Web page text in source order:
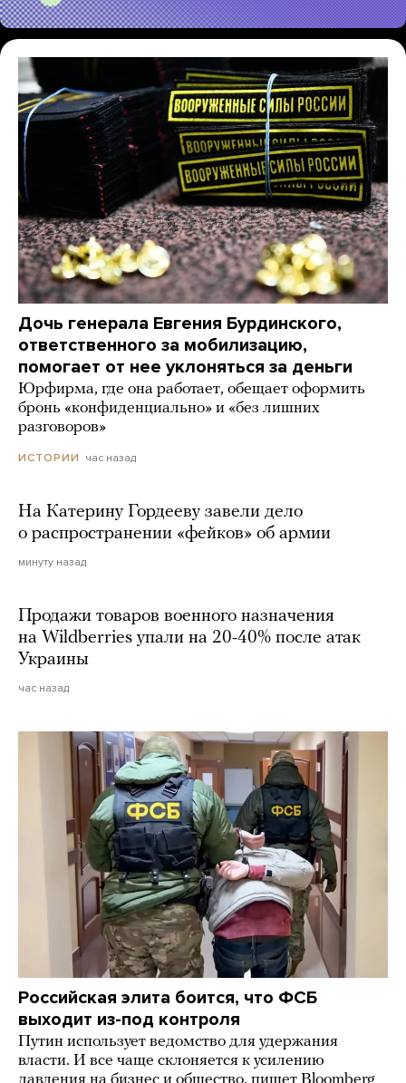
Дочь генерала Евгения Бурдинского,
ответственного за мобилизацию,
помогает от нее уклоняться за деньги
Юрфирма, где она работает, обещает оформить
бронь «конфиденциально» и «без лишних
разговоров»
ИСТОРИИ час назад
На Катерину Гордееву завели дело
о распространении «фейков» об армии
минуту назад
Продажи товаров военного назначения
на Wildberries упали на 20-40% после атак
Украины
час назад
Российская элита боится, что ФСБ
выходит из-под контроля
Путин использует ведомство для удержания
власти. И все чаще склоняется к усилению